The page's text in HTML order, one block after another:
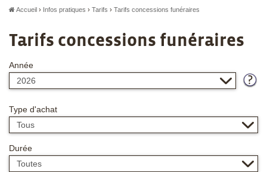
Accueil Infos pratiques Tarifs Tarifs concessions funéraires
Tarifs concessions funéraires
Année
Type d'achat
Durée